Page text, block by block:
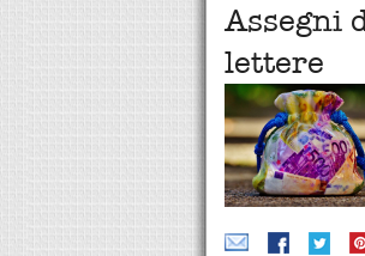
Assegni
lettere